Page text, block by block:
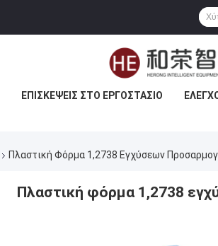
ΕΠΙΣΚΈΨΕΙΣ ΣΤΟ ΕΡΓΟΣΤΆΣΙΟ
Πλαστική Φόρμα 1,2738 Εγχύσεων
Πλαστική φόρμα 1,2738